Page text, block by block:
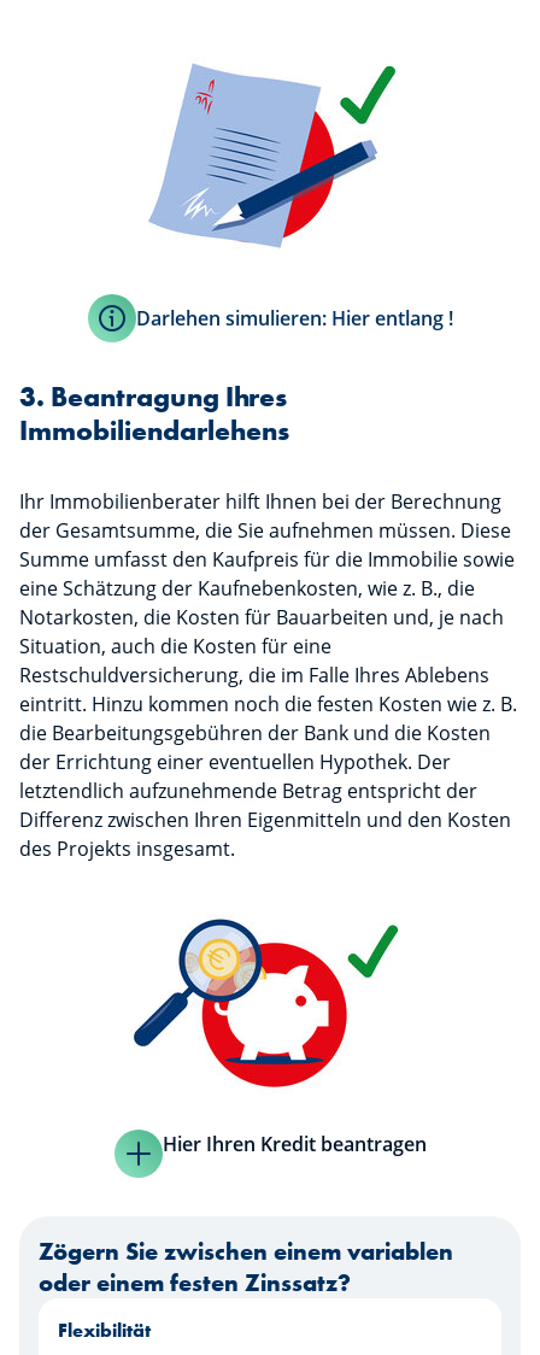
Darlehen simulieren: Hier entlang !
3. Beantragung Ihres
Immobiliendarlehens
Ihr Immobilienberater hilft Ihnen bei der Berechnung
der Gesamtsumme, die Sie aufnehmen müssen. Diese
Summe umfasst den Kaufpreis für die Immobilie sowie
eine Schätzung der Kaufnebenkosten, wie z. B., die
Notarkosten, die Kosten für Bauarbeiten und, je nach
Situation, auch die Kosten für eine
Restschuldversicherung, die im Falle Ihres Ablebens
eintritt. Hinzu kommen noch die festen Kosten wie z. B.
die Bearbeitungsgebühren der Bank und die Kosten
der Errichtung einer eventuellen Hypothek. Der
letztendlich aufzunehmende Betrag entspricht der
Differenz zwischen Ihren Eigenmitteln und den Kosten
des Projekts insgesamt.
Hier Ihren Kredit beantragen
Zögern Sie zwischen einem variablen
oder einem festen Zinssatz?
Flexibilität